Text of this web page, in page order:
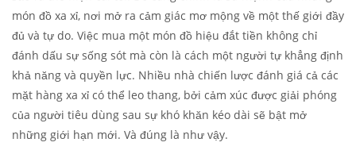
món đồ xa xỉ, nơi mở ra cảm giác mơ mộng về một thế giới đầy
đủ và tự do. Việc mua một món đồ hiệu đắt tiền không chỉ
đánh dấu sự sống sót mà còn là cách một người tự khẳng định
khả năng và quyền lực. Nhiều nhà chiến lược đánh giá cả các
mặt hàng xa xỉ có thể leo thang, bởi cảm xúc được giải phóng
của người tiêu dùng sau sự khó khăn kéo dài sẽ bật mở
những giới hạn mới. Và đúng là như vậy.